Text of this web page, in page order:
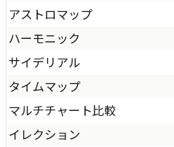
アストロマップ
ハーモニック
サイデリアル
タイムマップ
マルチチャート比較
イレクション